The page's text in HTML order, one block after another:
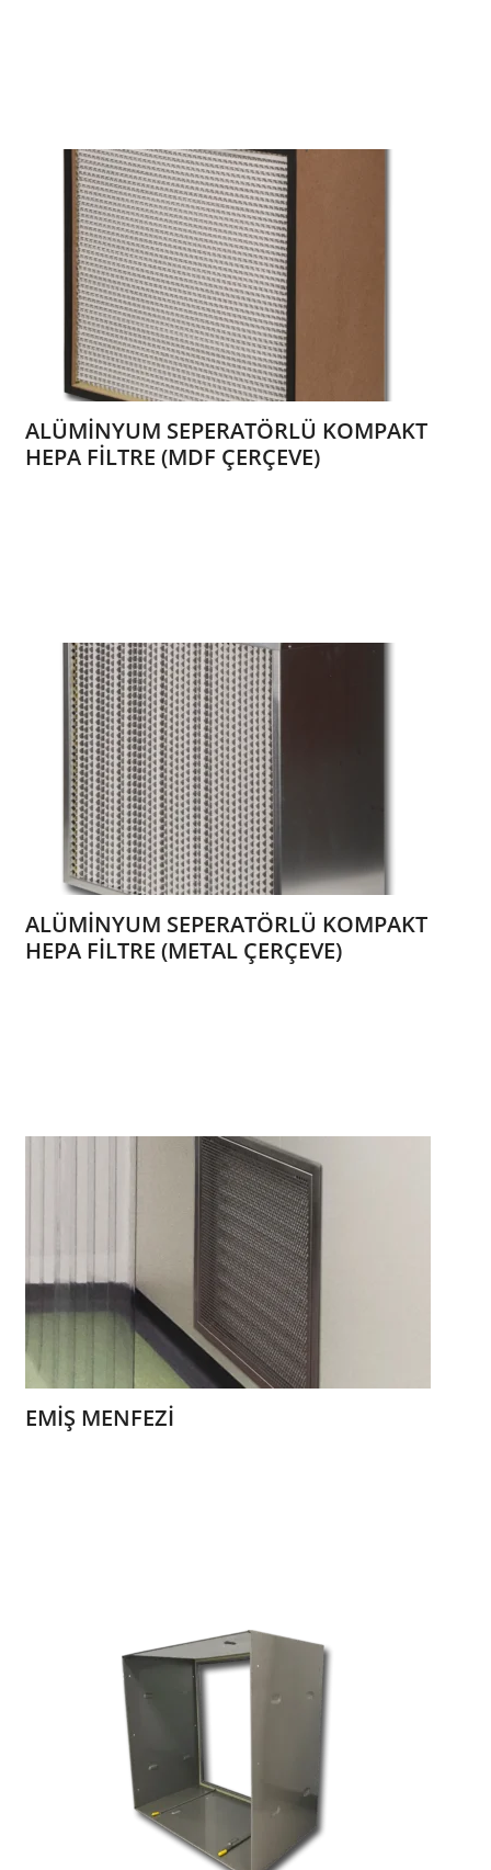
ALÜMİNYUM SEPERATÖRLÜ KOMPAKT
HEPA FİLTRE (MDF ÇERÇEVE)
ALÜMİNYUM SEPERATÖRLÜ KOMPAKT
HEPA FİLTRE (METAL ÇERÇEVE)
EMİŞ MENFEZİ